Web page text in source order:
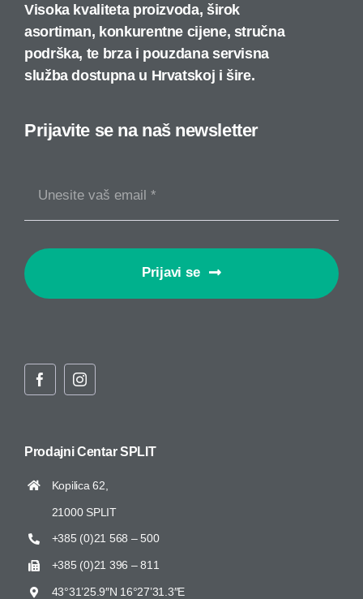
Visoka kvaliteta proizvoda, širok
asortiman, konkurentne cijene, stručna
podrška, te brza i pouzdana servisna
služba dostupna u Hrvatskoj i šire.
Prijavite se na naš newsletter
Prijavi se
Prodajni CentarSPLIT
Kopilica 62,
21000 SPLIT
+385 (0)21 568 – 500
+385 (0)21 396 – 811
43°31’25.9″N 16°27’31.3″E